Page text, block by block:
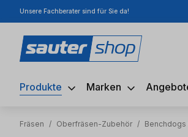
Hauptinhalt springen
Zur Suche springen
Zur Hauptnavigation springen
Unsere Fachberater sind für Sie da!
Produkte Marken
Fräsen / Oberfräsen-Zubehör /